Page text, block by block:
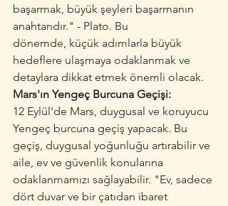
başarmak, büyük şeyleri başarmanın
anahtarıdır." - Plato. Bu
dönemde, küçük adımlarla büyük
hedeflere ulaşmaya odaklanmak ve
detaylara dikkat etmek önemli olacak.
Mars'ın Yengeç Burcuna Geçişi:
12 Eylül'de Mars, duygusal ve koruyucu
Yengeç burcuna geçiş yapacak. Bu
geçiş, duygusal yoğunluğu artırabilir ve
aile, ev ve güvenlik konularına
odaklanmamızı sağlayabilir. "Ev, sadece
dört duvar ve bir çatıdan ibaret